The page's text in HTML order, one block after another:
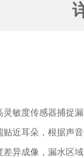
敏度传感器捕捉
近耳朵，根据声
异成像，漏水区